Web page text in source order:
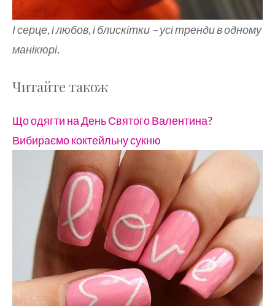
І серце, і любов, і блискітки – усі тренди в одному
манікюрі.
Читайте також
Що одягти на День Святого Валентина?
Вибираємо коктейльну сукню